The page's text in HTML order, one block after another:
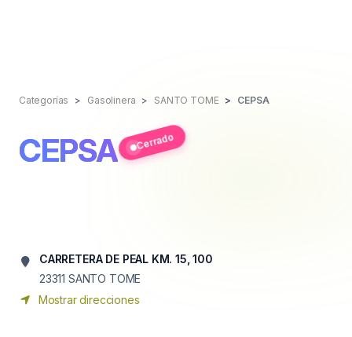
Categorías Gasolinera SANTO TOME CEPSA
CEPSA Cerrado
CARRETERA DE PEAL KM. 15, 100
23311 SANTO TOME
Mostrar direcciones